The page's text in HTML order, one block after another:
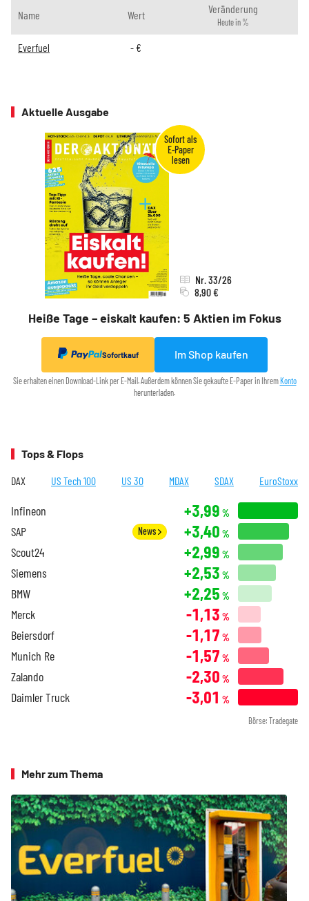
Name Wert Veränderung
Heute in %
Everfuel - €
Aktuelle Ausgabe
Heiße Tage – eiskalt kaufen: 5 Aktien im Fokus
Nr. 33/26
8,90 €
Sofortkauf Im Shop kaufen
Sie erhalten einen Download-Link per E-Mail. Außerdem können Sie gekaufte E-Paper in IhremKonto
herunterladen.
Tops & Flops
DAX US Tech 100 US 30 MDAX SDAX EuroStoxx
Infineon +3,99 %
SAP News +3,40 %
Scout24 +2,99 %
Siemens +2,53 %
BMW +2,25 %
Merck -1,13 %
Beiersdorf -1,17 %
Munich Re -1,57 %
Zalando -2,30 %
Daimler Truck -3,01 %
Börse: Tradegate
Mehr zum Thema